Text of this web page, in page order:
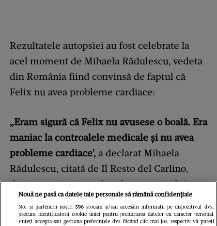
Rezultatele autopsiei au fost celebrate la
acel moment de Mihaela Rădulescu, vedeta
din România fiind convinsă de faptul că
Felix nu avea probleme cardiace:
„Eram sigură că Felix nu avusese o boală. Era
maniac la controalele medicale și nu avea
probleme cardiace', a declarat Mihaela
Rădulescu, citată de Il Resto del Carlino,
după ce au ieșit rezultatele autopsiei lui
Baumgartner.
Nouă ne pasă ca datele tale personale să rămână confidențiale
Noi și partenerii noștri 596stocăm și/sau accesăm informații pe dispozitivul dvs.,
precum identificatorii cookie unici pentru prelucrarea datelor cu caracter personal.
Puteți accepta sau gestiona preferințele dvs. făcând clic mai jos, respectiv vă puteți